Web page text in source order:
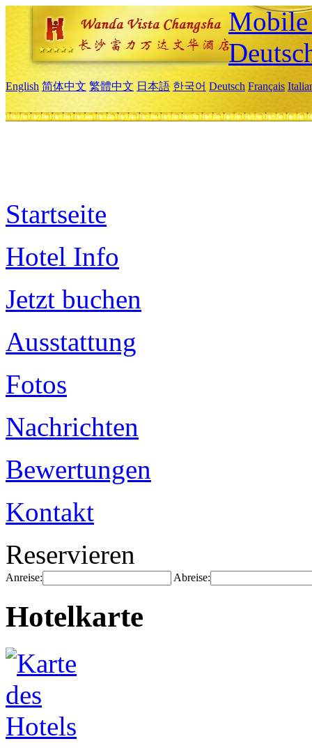
English 简体中文 繁體中文 日本語 한국어 Deutsch Français
Startseite
Hotel Info
Jetzt buchen
Ausstattung
Fotos
Nachrichten
Bewertungen
Kontakt
Reservieren
Anreise: Abreise:
Hotelkarte